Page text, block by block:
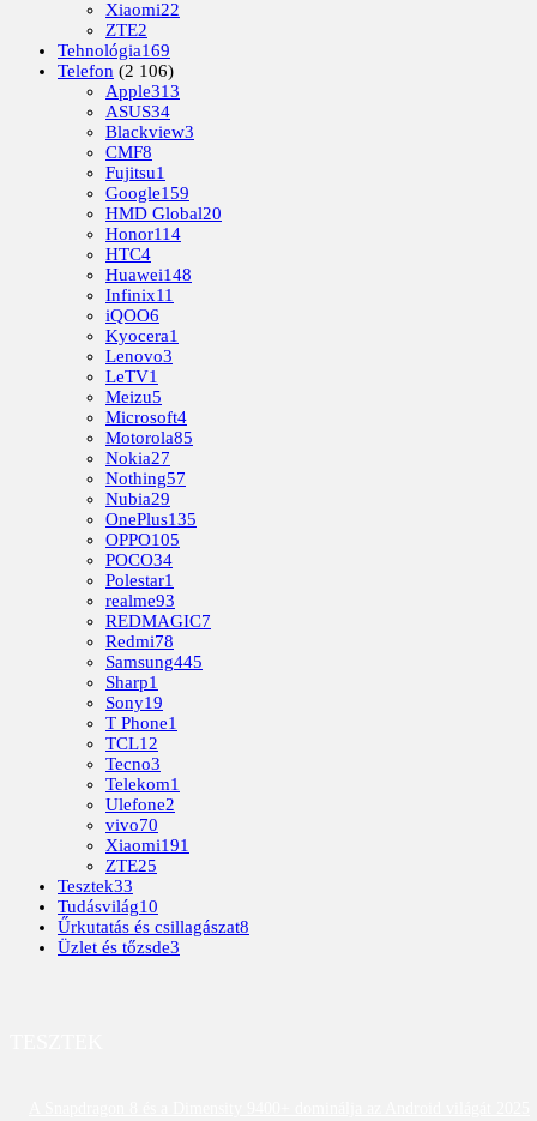
Xiaomi22
ZTE2
Tehnológia169
Telefon (2 106)
Apple313
ASUS34
Blackview3
CMF8
Fujitsu1
Google159
HMD Global20
Honor114
HTC4
Huawei148
Infinix11
iQOO6
Kyocera1
Lenovo3
LeTV1
Meizu5
Microsoft4
Motorola85
Nokia27
Nothing57
Nubia29
OnePlus135
OPPO105
POCO34
Polestar1
realme93
REDMAGIC7
Redmi78
Samsung445
Sharp1
Sony19
T Phone1
TCL12
Tecno3
Telekom1
Ulefone2
vivo70
Xiaomi191
ZTE25
Tesztek33
Tudásvilág10
Űrkutatás és csillagászat8
Üzlet és tőzsde3